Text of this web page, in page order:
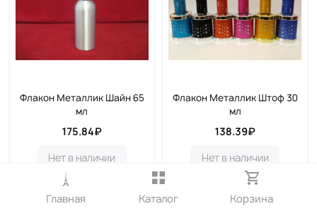
Флакон Металлик Шайн 65
мл
175.84₽
Нет в наличии
Флакон Металлик Штоф 30
мл
138.39₽
Нет в наличии
Главная Каталог Корзина